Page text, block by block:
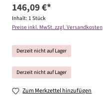
146,09 €*
Inhalt: 1 Stück
Preise inkl. MwSt. zzgl. Versandkosten
Derzeit nicht auf Lager
Derzeit nicht auf Lager
Zum Merkzettel hinzufügen